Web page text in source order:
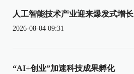
人工智能技术产业迎来爆发式增长
2026-08-04 09:31
“AI+创业”加速科技成果孵化